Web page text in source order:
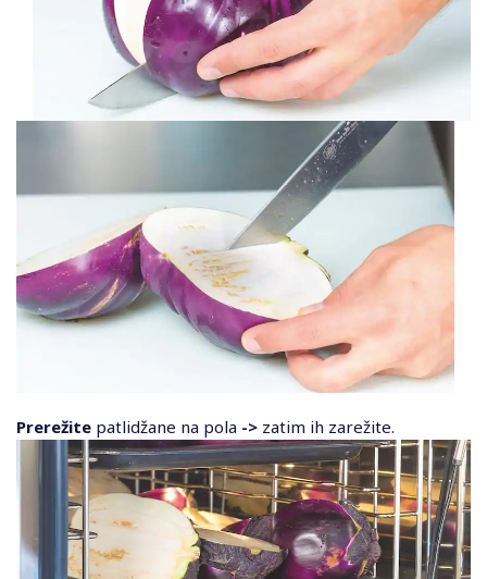
Prerežite patlidžane na pola -> zatim ih zarežite.